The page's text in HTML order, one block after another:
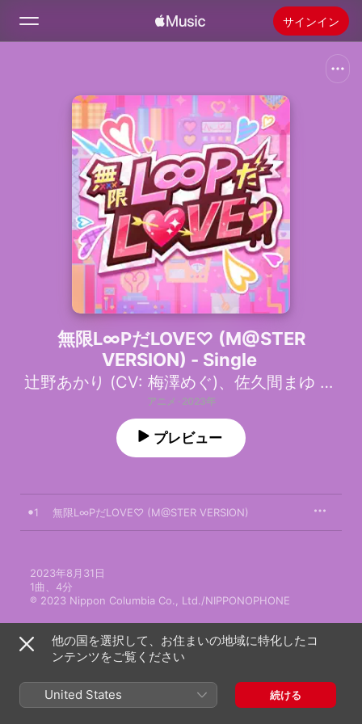
サインイン
ホーム
新着おすすめ
ラジオ
Apple Musicをインストール
無限L∞PだLOVE♡ (M@STER
VERSION) - Single
辻野あかり (CV: 梅澤めぐ)、 佐久間まゆ (CV: 牧野由依)
アニメ · 2023年
プレビュー
1 無限L∞PだLOVE♡ (M@STER VERSION)
2023年8月31日
1曲、4分
℗ 2023 Nippon Columbia Co., Ltd./NIPPONOPHONE
辻野あかり (CV: 梅澤めぐ)のその他の作品
他の国を選択して、お住まいの地域に特化したコ
ンテンツをご覧ください
United States 続ける